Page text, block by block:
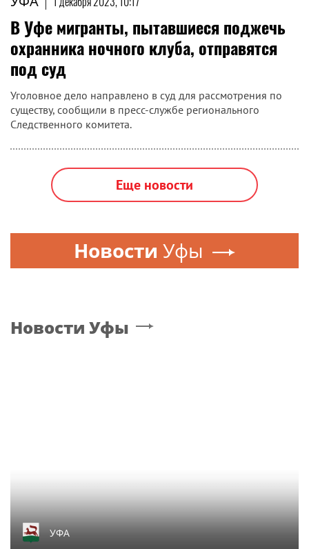
В Уфе мигранты, пытавшиеся поджечь
охранника ночного клуба, отправятся
под суд
Уголовное дело направлено в суд для рассмотрения по
существу, сообщили в пресс-службе регионального
Следственного комитета.
Еще новости
Новости Уфы
Новости Уфы
УФА